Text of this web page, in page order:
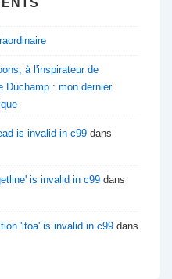
à l'inspirateur de
Duchamp : mon dernier
is invalid in c99 dans
is invalid in c99 dans
'itoa' is invalid in c99 dans